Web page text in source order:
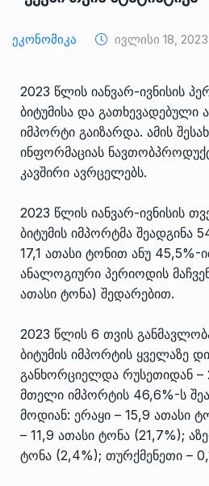
Ეკონომიკა Ივლისი 18, 2023
2023 წლის იანვარ-ივნისის
ბიტუმისა და გათხევადებული
იმპორტი გაიზარდა. ამის
ინფორმაციას
კავშირი ავრცელებს.
2023 წლის იანვარ-ივნისის
ბიტუმის იმპორტმა შეადგინა
17,1 ათასი ტონით ანუ 45,5%-
ანალოგიური პერიოდის
ათასი ტონა) შედარებით.
2023 წლის 6 თვის
ბიტუმის იმპორტის ყველაზე
განხორციელდა რუსეთიდან –
მთელი იმპორტის 46,6%-ს
მოდიან: ერაყი – 15,9 ათასი
– 11,9 ათასი ტონა (21,7%);
ტონა (2,4%); თურქმენეთი –